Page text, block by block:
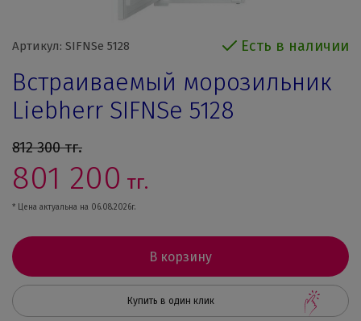
Артикул: SIFNSe 5128 Есть в наличии
Встраиваемый морозильник
Liebherr SIFNSe 5128
812 300тг.
801 200 тг.
* Цена актуальна на 06.08.2026г.
В корзину
Купить в один клик